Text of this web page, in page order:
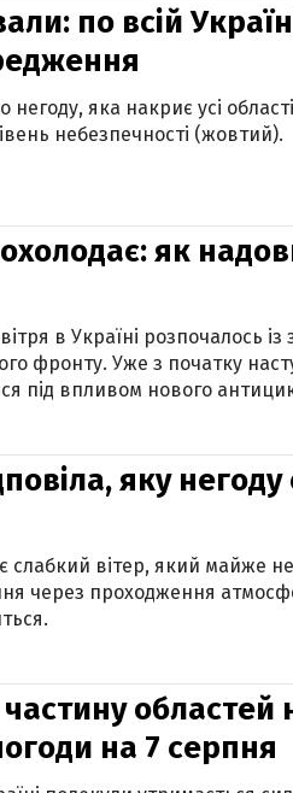
по всій
яка накриє усі
небезпечності (жовтий).
як
в Україні розпочалось із
фронту. Уже з початку
під впливом нового
яку негоду
слабкий вітер, який майже
через проходження
областей
на 7 серпня